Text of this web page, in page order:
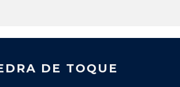
DE TOQUE